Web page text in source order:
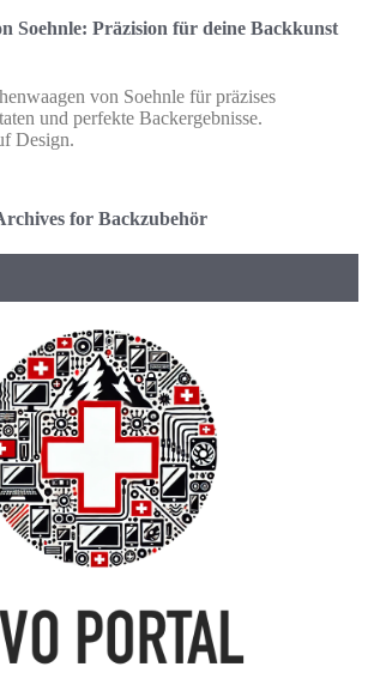
Soehnle: Präzision für deine Backkunst
von Soehnle für präzises
und perfekte Backergebnisse.
Design.
for Backzubehör